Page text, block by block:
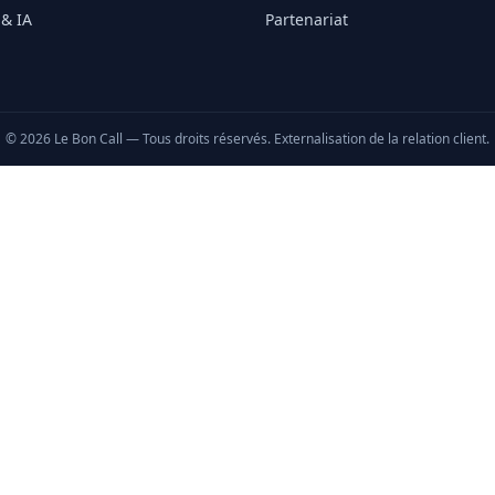
IA
Partenariat
©2026 Le Bon Call — Tous droits réservés. Externalisation de la relation client.